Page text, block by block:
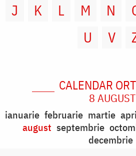
J
K L M N
U
V
CALENDAR
8 AUGUST
ianuarie februarie martie
august septembrie
decembrie